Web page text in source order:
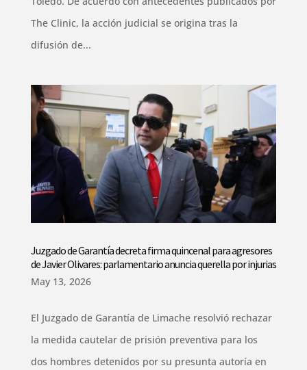
The Clinic, la acción judicial se origina tras la
difusión de...
Juzgado de Garantía decreta firma quincenal para agresores
de Javier Olivares: parlamentario anuncia querella por injurias
May 13, 2026
El Juzgado de Garantía de Limache resolvió rechazar
la medida cautelar de prisión preventiva para los
dos hombres detenidos por su presunta autoría en